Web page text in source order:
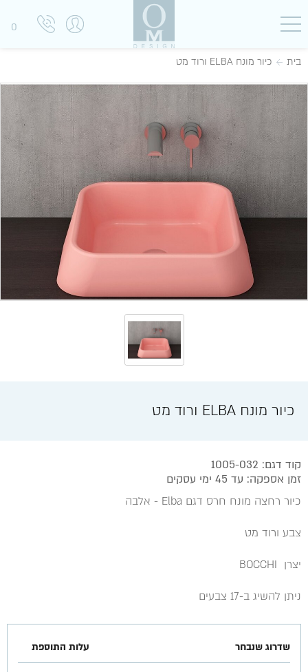
0
בית כיור מונח ELBA ורוד מט
כיור מונח ELBA ורוד מט
קוד דגם: 1005-032
זמן אספקה: עד 45 ימי עסקים
כיור רחצה מונח חרס דגם Elba - אלבה
צבע ורוד מט
יצרן BOCCHI
ניתן להשיג ב-17 צבעים
שדרוג שנבחר עלות התוספת